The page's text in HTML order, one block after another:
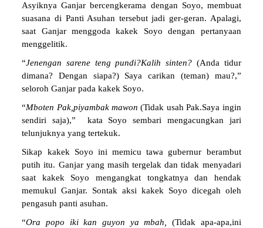
Asyiknya Ganjar bercengkerama dengan Soyo, membuat
suasana di Panti Asuhan tersebut jadi ger-geran. Apalagi,
saat Ganjar menggoda kakek Soyo dengan pertanyaan
menggelitik.
“Jenengan sarene teng pundi?Kalih sinten? (Anda tidur
dimana? Dengan siapa?) Saya carikan (teman) mau?,”
seloroh Ganjar pada kakek Soyo.
“Mboten Pak,piyambak mawon (Tidak usah Pak.Saya ingin
sendiri saja),” kata Soyo sembari mengacungkan jari
telunjuknya yang tertekuk.
Sikap kakek Soyo ini memicu tawa gubernur berambut
putih itu. Ganjar yang masih tergelak dan tidak menyadari
saat kakek Soyo mengangkat tongkatnya dan hendak
memukul Ganjar. Sontak aksi kakek Soyo dicegah oleh
pengasuh panti asuhan.
“Ora popo iki kan guyon ya mbah,
(Tidak apa-apa,ini